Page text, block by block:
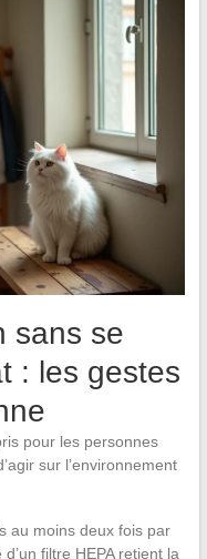
sans se
: les gestes
pour les personnes
sur l’environnement
au moins deux fois par
filtre HEPA retient la